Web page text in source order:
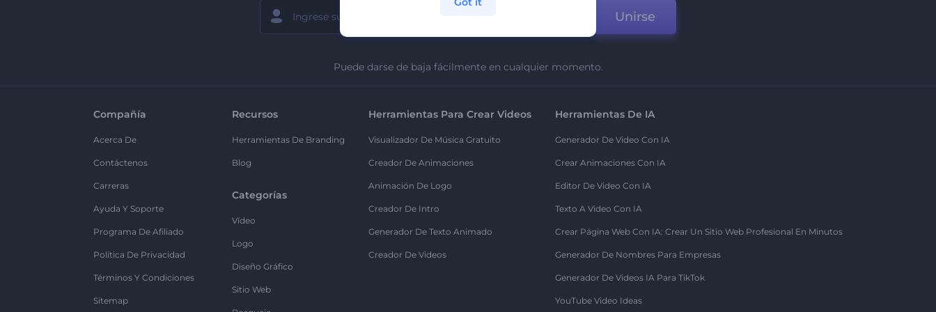
Unirse
Puede darse de baja fácilmente en cualquier momento.
Compañía
Acerca De
Contáctenos
Carreras
Ayuda Y Soporte
Programa De Afiliado
Política De Privacidad
Términos Y Condiciones
Sitemap
Recursos
Herramientas De Branding
Blog
Categorías
Vídeo
Logo
Diseño Gráfico
Sitio Web
Herramientas Para Crear Videos
Visualizador De Música Gratuito
Creador De Animaciones
Animación De Logo
Creador De Intro
Generador De Texto Animado
Creador De Videos
Herramientas De IA
Generador De Video Con IA
Crear Animaciones Con IA
Editor De Video Con IA
Texto A Video Con IA
Crear Página Web Con IA: Crear Un Sitio Web Profesional En Minutos
Generador De Nombres Para Empresas
Generador De Videos IA Para TikTok
YouTube Video Ideas